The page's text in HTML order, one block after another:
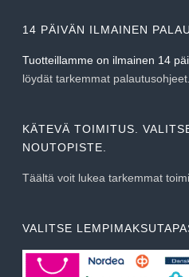
14 PÄIVÄN ILMAINEN
Tuotteillamme on ilmainen 14
löydät tarkemmat palautusohjeet
KÄTEVÄ TOIMITUS.
NOUTOPISTE.
Täältä voit lukea tarkemmat
VALITSE